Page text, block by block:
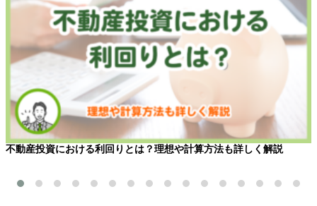
不動産投資における利回りとは？理想や計算方法も詳しく解説